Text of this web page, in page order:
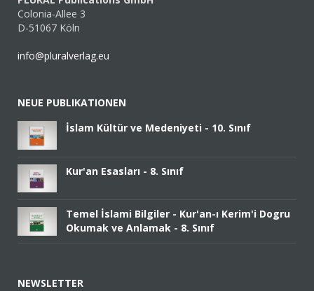
Colonia-Allee 3
D-51067 Köln
info@pluralverlag.eu
NEUE PUBLIKATIONEN
İslam Kültür ve Medeniyeti - 10. Sınıf
Kur'an Esasları - 8. Sınıf
Temel İslami Bilgiler - Kur'an-ı Kerim'i Dogru
Okumak ve Anlamak - 8. Sınıf
NEWSLETTER